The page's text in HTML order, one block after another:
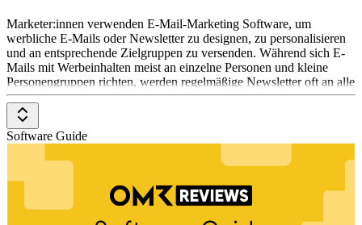
Marketer:innen verwenden E-Mail-Marketing Software, um
werbliche E-Mails oder Newsletter zu designen, zu personalisieren
und an entsprechende Zielgruppen zu versenden. Während sich E-
Mails mit Werbeinhalten meist an einzelne Personen und kleine
Personengruppen richten, werden regelmäßige Newsletter oft an alle
Kontakte oder bestimmte Kundensegmente geschickt. Da viele
Kontakte sehr kostengünstig erreicht werden können, ist E-Mail
Marketing ein sehr spannender Kanal, der weiterhin große
Beliebtheit genießt.
Welche Funktionen E-Mail-Marketing-Softwares beinhalten, ist je
nach Anbieter unterschiedlich. Grundsätzlich können
Marketer:innen mithilfe von Newsletter-Softwares
maßgeschneiderte E-Mails mittels HTML und CSS entwerfen und
Software Guide